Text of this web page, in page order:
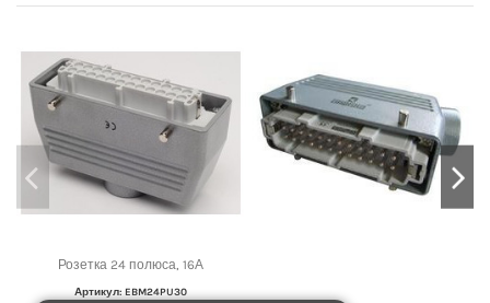
Розетка 24 полюса, 16А
Артикул: EBM24PU30